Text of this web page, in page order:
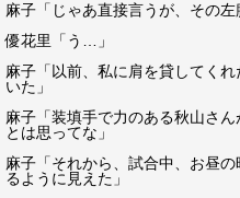
麻子「じゃあ直接言うが、その左
優花里「う…」
麻子「以前、私に肩を貸してく
いた」
麻子「装填手で力のある秋山さ
とは思ってな」
麻子「それから、試合中、お昼
るように見えた」